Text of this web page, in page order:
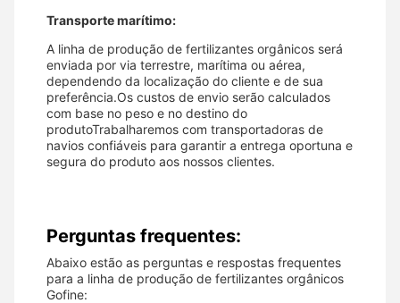
Transporte marítimo:
A linha de produção de fertilizantes orgânicos será
enviada por via terrestre, marítima ou aérea,
dependendo da localização do cliente e de sua
preferência.Os custos de envio serão calculados
com base no peso e no destino do
produtoTrabalharemos com transportadoras de
navios confiáveis para garantir a entrega oportuna e
segura do produto aos nossos clientes.
Perguntas frequentes:
Abaixo estão as perguntas e respostas frequentes
para a linha de produção de fertilizantes orgânicos
Gofine: